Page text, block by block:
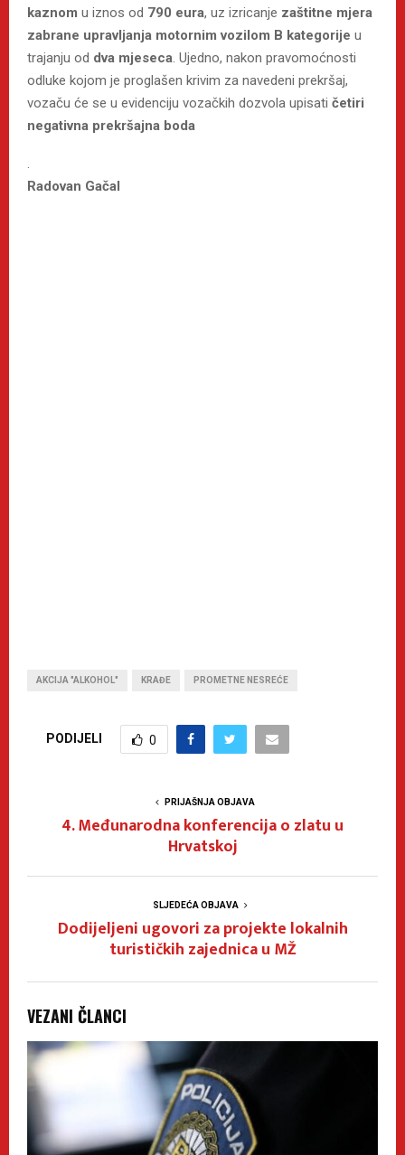
kaznom u iznos od 790 eura, uz izricanje zaštitne mjera
zabrane upravljanja motornim vozilom B kategorije u
trajanju od dva mjeseca. Ujedno, nakon pravomoćnosti
odluke kojom je proglašen krivim za navedeni prekršaj,
vozaču će se u evidenciju vozačkih dozvola upisati četiri
negativna prekršajna boda
.
Radovan Gačal
AKCIJA "ALKOHOL" KRAĐE PROMETNE NESREĆE
PODIJELI 0
PRIJAŠNJA OBJAVA
4. Međunarodna konferencija o zlatu u
Hrvatskoj
SLJEDEĆA OBJAVA
Dodijeljeni ugovori za projekte lokalnih
turističkih zajednica u MŽ
VEZANI ČLANCI